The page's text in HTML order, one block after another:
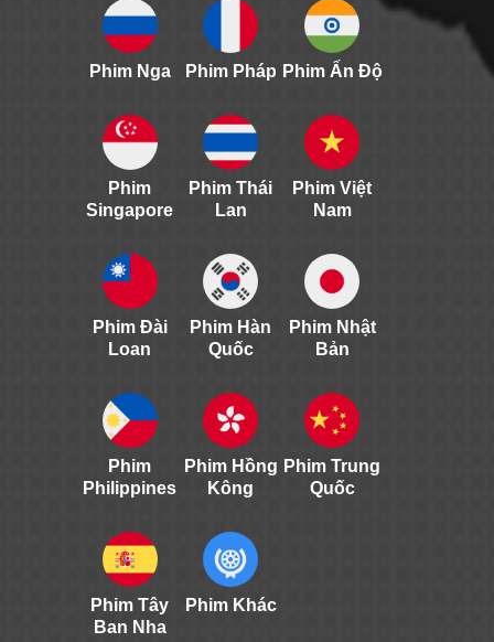
Phim Nga Phim Pháp Phim Ấn Độ
Phim
Singapore
Phim Thái
Lan
Phim Việt
Nam
Phim Đài
Loan
Phim Hàn
Quốc
Phim Nhật
Bản
Phim
Philippines
Phim Hồng
Kông
Phim Trung
Quốc
Phim Tây
Ban Nha
Phim Khác